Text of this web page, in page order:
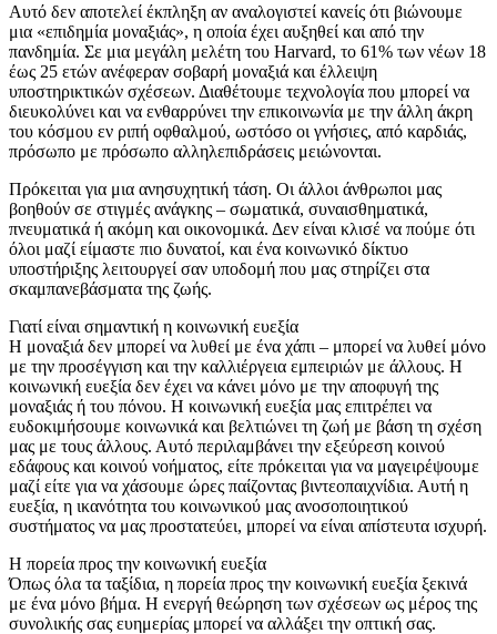
Αυτό δεν αποτελεί έκπληξη αν αναλογιστεί κανείς ότι βιώνουμε
μια «επιδημία μοναξιάς», η οποία έχει αυξηθεί και από την
πανδημία. Σε μια μεγάλη μελέτη του Harvard, το 61% των νέων 18
έως 25 ετών ανέφεραν σοβαρή μοναξιά και έλλειψη
υποστηρικτικών σχέσεων. Διαθέτουμε τεχνολογία που μπορεί να
διευκολύνει και να ενθαρρύνει την επικοινωνία με την άλλη άκρη
του κόσμου εν ριπή οφθαλμού, ωστόσο οι γνήσιες, από καρδιάς,
πρόσωπο με πρόσωπο αλληλεπιδράσεις μειώνονται.
Πρόκειται για μια ανησυχητική τάση. Οι άλλοι άνθρωποι μας
βοηθούν σε στιγμές ανάγκης – σωματικά, συναισθηματικά,
πνευματικά ή ακόμη και οικονομικά. Δεν είναι κλισέ να πούμε ότι
όλοι μαζί είμαστε πιο δυνατοί, και ένα κοινωνικό δίκτυο
υποστήριξης λειτουργεί σαν υποδομή που μας στηρίζει στα
σκαμπανεβάσματα της ζωής.
Γιατί είναι σημαντική η κοινωνική ευεξία
Η μοναξιά δεν μπορεί να λυθεί με ένα χάπι – μπορεί να λυθεί μόνο
με την προσέγγιση και την καλλιέργεια εμπειριών με άλλους. Η
κοινωνική ευεξία δεν έχει να κάνει μόνο με την αποφυγή της
μοναξιάς ή του πόνου. Η κοινωνική ευεξία μας επιτρέπει να
ευδοκιμήσουμε κοινωνικά και βελτιώνει τη ζωή με βάση τη σχέση
μας με τους άλλους. Αυτό περιλαμβάνει την εξεύρεση κοινού
εδάφους και κοινού νοήματος, είτε πρόκειται για να μαγειρέψουμε
μαζί είτε για να χάσουμε ώρες παίζοντας βιντεοπαιχνίδια. Αυτή η
ευεξία, η ικανότητα του κοινωνικού μας ανοσοποιητικού
συστήματος να μας προστατεύει, μπορεί να είναι απίστευτα ισχυρή.
Η πορεία προς την κοινωνική ευεξία
Όπως όλα τα ταξίδια, η πορεία προς την κοινωνική ευεξία ξεκινά
με ένα μόνο βήμα. Η ενεργή θεώρηση των σχέσεων ως μέρος της
συνολικής σας ευημερίας μπορεί να αλλάξει την οπτική σας.